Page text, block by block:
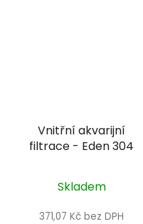
Vnitřní akvarijní
filtrace - Eden 304
Skladem
371,07 Kč bez DPH